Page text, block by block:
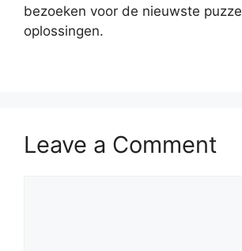
bezoeken voor de nieuwste
oplossingen.
Leave a Comment